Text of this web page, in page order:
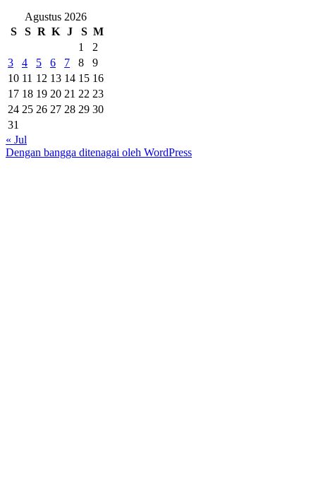
Agustus 2026
S
S R K J S M
1
2
3
4 5 6 7 8
9
10 11 12 13 14 15 16
17 18 19 20 21 22 23
24 25 26 27 28 29 30
31
« Jul
Dengan bangga ditenagai oleh WordPress